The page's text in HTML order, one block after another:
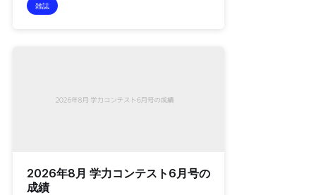
雑誌
2026年8月 学力コンテスト6月号の
成績